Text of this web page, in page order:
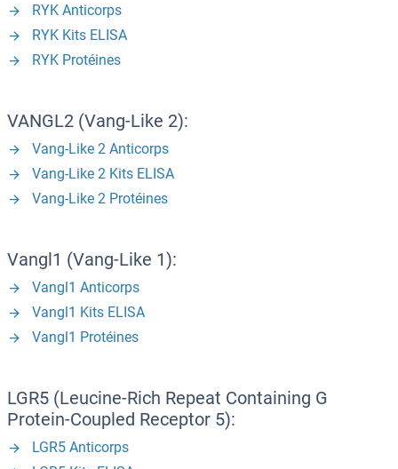
RYK Anticorps
RYK Kits ELISA
RYK Protéines
VANGL2 (Vang-Like 2):
Vang-Like 2 Anticorps
Vang-Like 2 Kits ELISA
Vang-Like 2 Protéines
Vangl1 (Vang-Like 1):
Vangl1 Anticorps
Vangl1 Kits ELISA
Vangl1 Protéines
LGR5 (Leucine-Rich Repeat Containing G
Protein-Coupled Receptor 5):
LGR5 Anticorps